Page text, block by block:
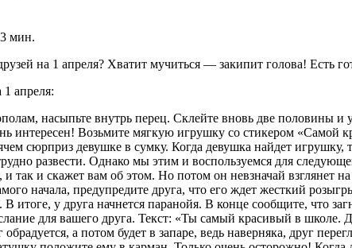
3 мин.
на 1 апреля? Хватит мучиться — закипит голова! Есть
апреля:
насыпьте внутрь перец. Склейте вновь две половины и
интересен! Возьмите мягкую игрушку со стикером «Самой
сюрприз девушке в сумку. Когда девушка найдет игрушку,
развести. Однако мы этим и воспользуемся для
так и скажет вам об этом. Но потом он невзначай взглянет
начала, предупредите друга, что его ждет жесткий
итоге, у друга начнется паранойя. В конце сообщите, что
для вашего друга. Текст: «Ты самый красивый в
а потом будет в запаре, ведь наверняка, друг